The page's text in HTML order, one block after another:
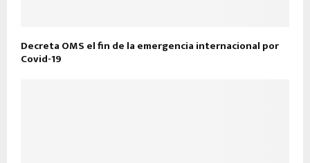
Decreta OMS el fin de la emergencia internacional por
Covid-19